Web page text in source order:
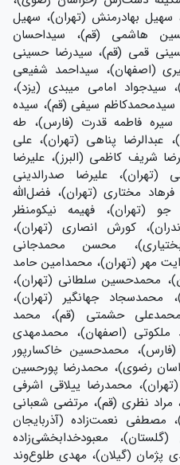
سهیل بهادرمنش (تهران)، سهیل
هاشمی (قم)، سیداحسان
قمی (قم)، سیدرضا حسینی
(اصفهان)، سیداحمد شفیعی
سیدجواد امامی میبدی (یزد)،
سیدمحمدکاظم سیفی (قم)، سیده
فاطمه قدرت (فارس)، طه
عبدالرضا پناهی (تهران)، علی
شریف کاظمی (البرز)، علیرضا
(تهران)، علیرضا صدرالدینی
مختاری (تهران)، فضل‌الله
جو (تهران)، فهیمه نیکومنظر
کورش انصاری (تهران)،
محسن محمدجانی
مهر (تهران)، محمدامین حامد
محمدحسین سلطانی (تهران)،
جهانگیر (تهران)،
حشمتی (قم)، محمد
(اصفهان)، محمدمهدی
محمدحسین خاکسارپور
رضوی)، محمدرضا پورحسین
محمدرضا ییلاقی اشرفی
مراد نظری (قم)، مرتضی شعبانی
مصطفی نعمت‌زاده (آذربایجان
معبودخدابخشی‌زاده
پژمان (گیلان)، مهدی طلوع‌وند